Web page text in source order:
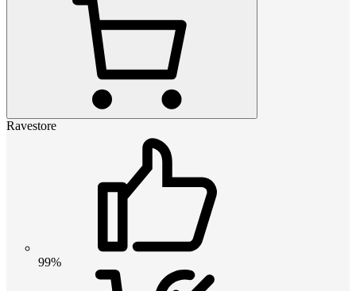
Ravestore
99%